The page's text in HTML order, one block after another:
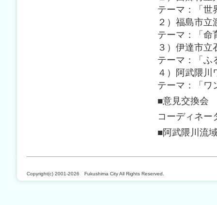
テーマ：「世
２）福島市
テーマ：「
３）伊達市
テーマ：「ふ
４）阿武隈
テーマ：「ワ
■意見交換会
コーディネ
■阿武隈川流
Copyright(c) 2001-2026 Fukushima City All Rights Reserved.